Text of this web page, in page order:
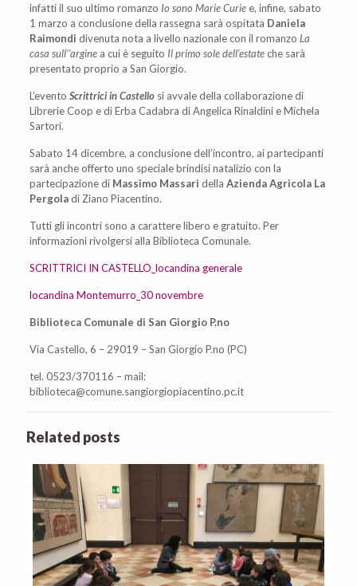
infatti il suo ultimo romanzo Io sono Marie Curiee, infine, sabato
1 marzo a conclusione della rassegna sarà ospitata Daniela
Raimondi divenuta nota a livello nazionale con il romanzo La
casa sull’’arginea cui è seguito Il primo sole dell’estateche sarà
presentato proprio a San Giorgio.
L’evento Scrittrici in Castello si avvale della collaborazione di
Librerie Coop e di Erba Cadabra di Angelica Rinaldini e Michela
Sartori.
Sabato 14 dicembre, a conclusione dell’incontro, ai partecipanti
sarà anche offerto uno speciale brindisi natalizio con la
partecipazione di Massimo Massari della Azienda Agricola La
Pergoladi Ziano Piacentino.
Tutti gli incontri sono a carattere libero e gratuito. Per
informazioni rivolgersi alla Biblioteca Comunale.
SCRITTRICI IN CASTELLO_locandina generale
locandina Montemurro_30 novembre
Biblioteca Comunale di San Giorgio P.no
Via Castello, 6 – 29019 – San Giorgio P.no (PC)
tel. 0523/370116 – mail:
biblioteca@comune.sangiorgiopiacentino.pc.it
Related posts